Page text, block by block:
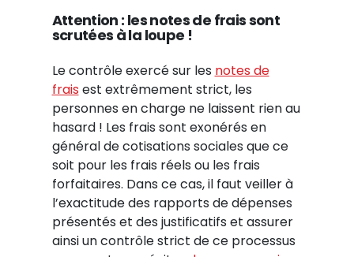
Attention : les notes de frais sont
scrutées à la loupe !
Le contrôle exercé sur les notes de
frais est extrêmement strict, les
personnes en charge ne laissent rien au
hasard ! Les frais sont exonérés en
général de cotisations sociales que ce
soit pour les frais réels ou les frais
forfaitaires. Dans ce cas, il faut veiller à
l’exactitude des rapports de dépenses
présentés et des justificatifs et assurer
ainsi un contrôle strict de ce processus